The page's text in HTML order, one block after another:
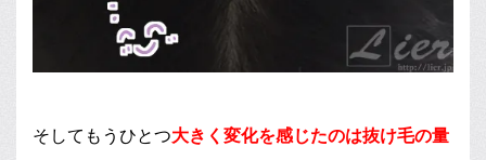
そしてもうひとつ大きく変化を感じたのは抜け毛の量